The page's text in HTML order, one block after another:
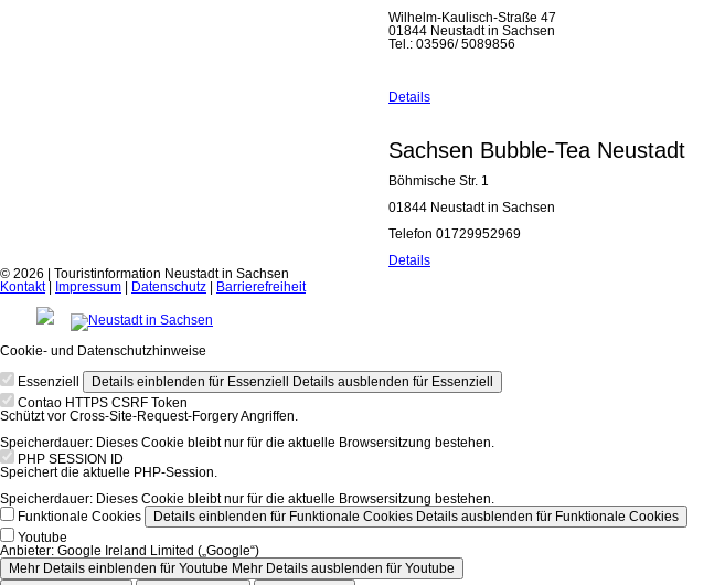
Wilhelm-Kaulisch-Straße 47
01844 Neustadt in Sachsen
Tel.: 03596/ 5089856
Details
Sachsen Bubble-Tea Neustadt
Böhmische Str. 1
01844 Neustadt in Sachsen
Telefon 01729952969
Details
© 2026 | Touristinformation Neustadt in Sachsen
Kontakt| Impressum Datenschutz Barrierefreiheit
Cookie- und Datenschutzhinweise
Essenziell
Details einblenden für Essenziell Details ausblenden für Essenziell
Contao HTTPS CSRF Token
Schützt vor Cross-Site-Request-Forgery Angriffen.
Speicherdauer: Dieses Cookie bleibt nur für die aktuelle Browsersitzung bestehen.
PHP SESSION ID
Speichert die aktuelle PHP-Session.
Speicherdauer: Dieses Cookie bleibt nur für die aktuelle Browsersitzung bestehen.
Funktionale Cookies
Details einblenden für Funktionale Cookies Details ausblenden für Funktionale Cookies
Youtube
Anbieter: Google Ireland Limited („Google“)
Mehr Details einblenden für Youtube Mehr Details ausblenden für Youtube